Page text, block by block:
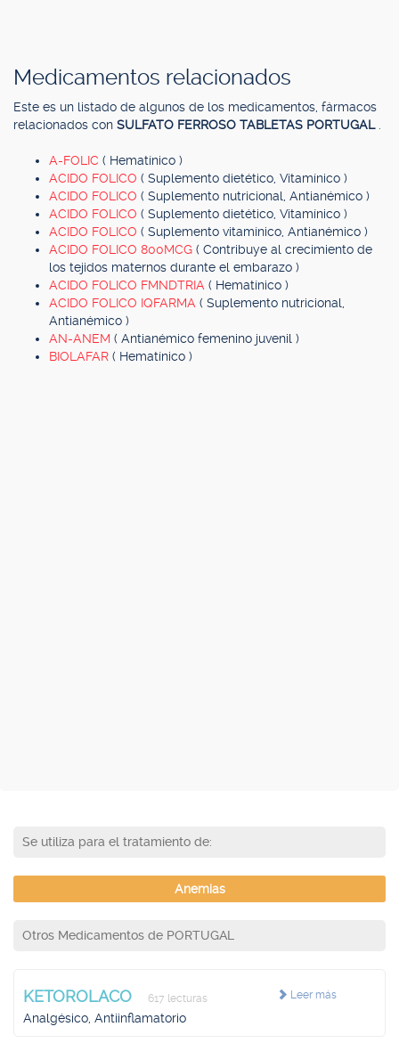
Medicamentos relacionados
Este es un listado de algunos de los medicamentos, fármacos
relacionados con SULFATO FERROSO TABLETAS PORTUGAL
A-FOLIC ( Hematínico )
ACIDO FOLICO ( Suplemento dietético, Vitamínico )
ACIDO FOLICO ( Suplemento nutricional, Antianémico )
ACIDO FOLICO ( Suplemento dietético, Vitamínico )
ACIDO FOLICO ( Suplemento vitamínico, Antianémico )
ACIDO FOLICO 800MCG ( Contribuye al crecimiento de
los tejidos maternos durante el embarazo )
ACIDO FOLICO FMNDTRIA ( Hematínico )
ACIDO FOLICO IQFARMA ( Suplemento nutricional,
Antianémico )
AN-ANEM ( Antianémico femenino juvenil )
BIOLAFAR ( Hematínico )
Se utiliza para el tratamiento de:
Anemias
Otros Medicamentos de PORTUGAL
Leer más
KETOROLACO 617 lecturas
Analgésico, Antiinflamatorio